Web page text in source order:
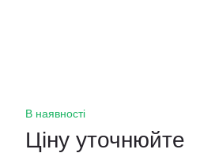
В наявності
Ціну уточнюйте